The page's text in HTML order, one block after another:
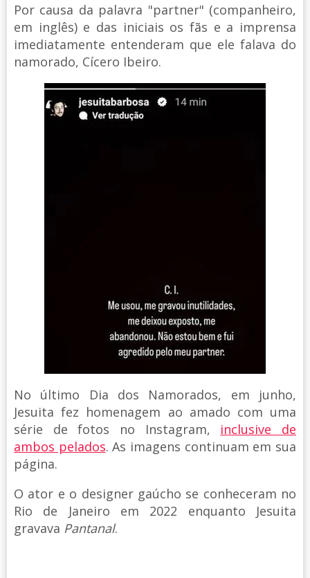
Por causa da palavra "partner" (companheiro,
em inglês) e das iniciais os fãs e a imprensa
imediatamente entenderam que ele falava do
namorado, Cícero Ibeiro.
No último Dia dos Namorados, em junho,
Jesuita fez homenagem ao amado com uma
série de fotos no Instagram, inclusive de
ambos pelados. As imagens continuam em sua
página.
O ator e o designer gaúcho se conheceram no
Rio de Janeiro em 2022 enquanto Jesuita
gravava Pantanal.